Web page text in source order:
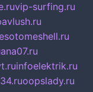
vip-surfing.ru
infoelektrik.ru
oopslady.ru